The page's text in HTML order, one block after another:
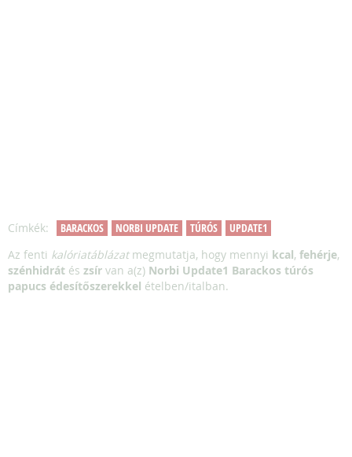
Címkék: BARACKOS NORBI UPDATE TÚRÓS
UPDATE1
Az fenti kalóriatáblázatmegmutatja, hogy mennyi kcal, fehérje,
szénhidrát és zsír van a(z) Norbi Update1 Barackos túrós
papucs édesítőszerekkel ételben/italban.